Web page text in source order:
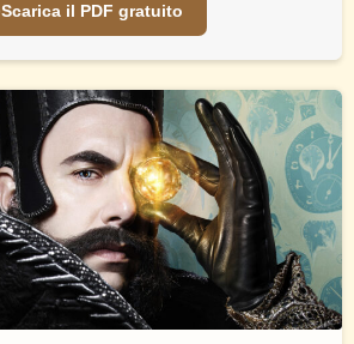
Scarica il PDF gratuito